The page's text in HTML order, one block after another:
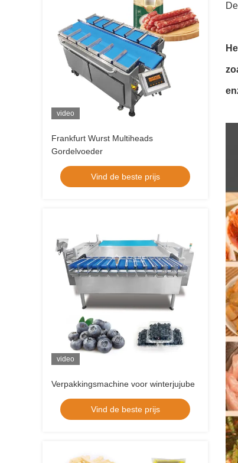
video
Frankfurt Wurst Multiheads
Gordelvoeder
Vind de beste prijs
video
Verpakkingsmachine voor winterjujube
Vind de beste prijs